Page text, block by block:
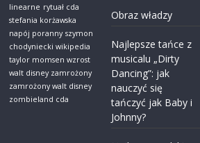
linearne rytuał cda
stefania korżawska
napój poranny szymon
chodyniecki wikipedia
taylor momsen wzrost
walt disney zamrożony
zamrożony walt disney
zombieland cda
Obraz władzy
Najlepsze tańce z
musicalu „Dirty
Dancing”: jak
nauczyć się
tańczyć jak Baby i
Johnny?